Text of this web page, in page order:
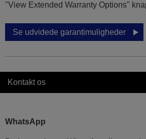
"View Extended Warranty Options"
Se udvidede garantimuligheder
Kontakt os
WhatsApp